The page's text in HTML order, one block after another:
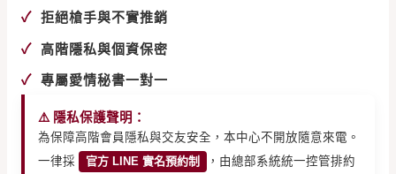
✓ 拒絕槍手與不實推銷
✓ 高階隱私與個資保密
✓ 專屬愛情秘書一對一
⚠️ 隱私保護聲明：
為保障高階會員隱私與交友安全，本中心不開放隨意來電。
一律採
官方 LINE 實名預約制
，由總部系統統一控管排約